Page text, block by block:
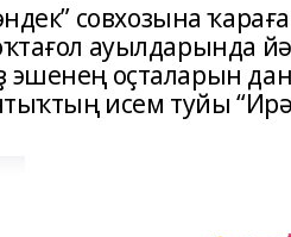
совхозына
ауылдарында
эшенең оҫталарын
исем туйы